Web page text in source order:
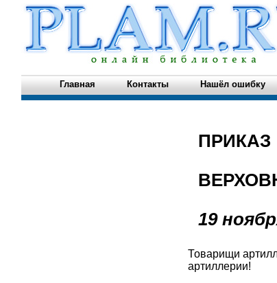
Главная Контакты Нашёл ошибку
ПРИКАЗ
19
Товарищи
артиллерии!